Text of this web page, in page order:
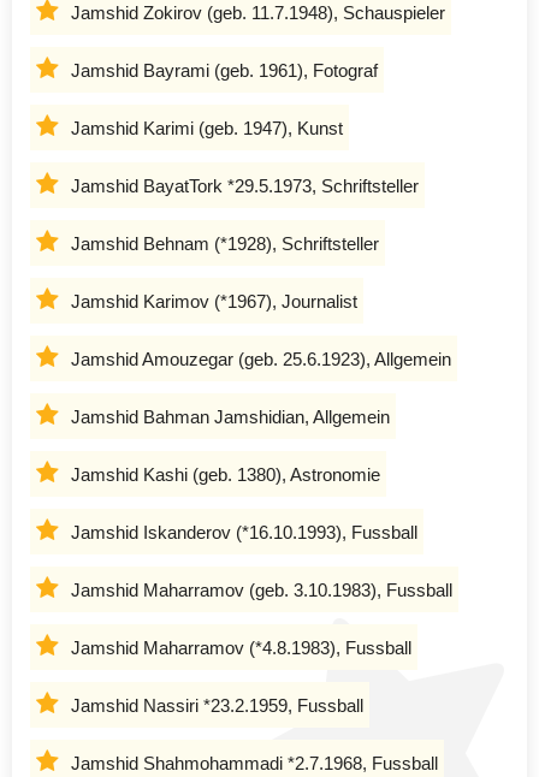
Jamshid Zokirov (geb. 11.7.1948), Schauspieler
Jamshid Bayrami (geb. 1961), Fotograf
Jamshid Karimi (geb. 1947), Kunst
Jamshid BayatTork *29.5.1973, Schriftsteller
Jamshid Behnam (*1928), Schriftsteller
Jamshid Karimov (*1967), Journalist
Jamshid Amouzegar (geb. 25.6.1923), Allgemein
Jamshid Bahman Jamshidian, Allgemein
Jamshid Kashi (geb. 1380), Astronomie
Jamshid Iskanderov (*16.10.1993), Fussball
Jamshid Maharramov (geb. 3.10.1983), Fussball
Jamshid Maharramov (*4.8.1983), Fussball
Jamshid Nassiri *23.2.1959, Fussball
Jamshid Shahmohammadi *2.7.1968, Fussball